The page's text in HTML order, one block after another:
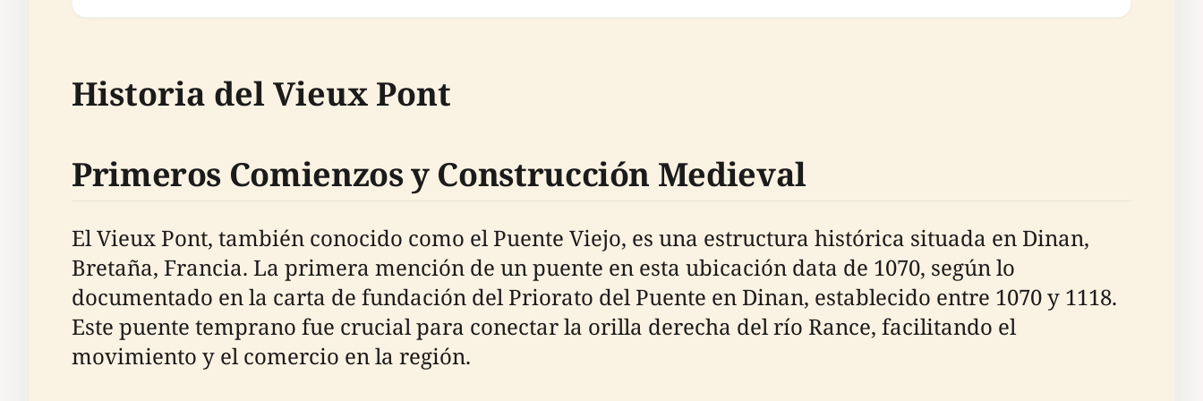
Historia del Vieux Pont
Primeros Comienzos y Construcción Medieval
El Vieux Pont, también conocido como el Puente Viejo, es una estructura histórica situada en Dinan,
Bretaña, Francia. La primera mención de un puente en esta ubicación data de 1070, según lo
documentado en la carta de fundación del Priorato del Puente en Dinan, establecido entre 1070 y 1118.
Este puente temprano fue crucial para conectar la orilla derecha del río Rance, facilitando el
movimiento y el comercio en la región.